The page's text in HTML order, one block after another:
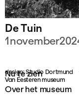
De Tuin
1november
Nu te zien
Over het museum
design: Studio Dortmund
Van Eesteren museum